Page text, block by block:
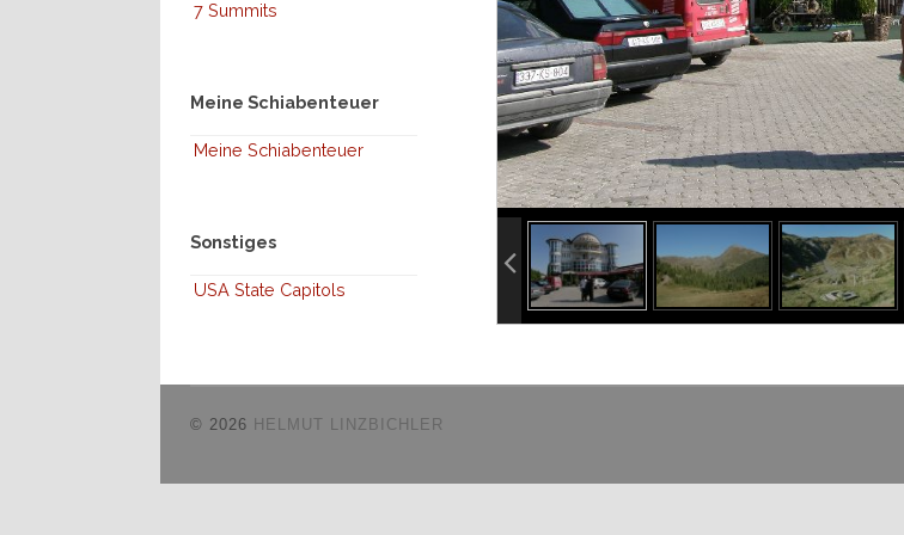
info heading
info content
7 Summits
Meine Schiabenteuer
Meine Schiabenteuer
Sonstiges
USA State Capitols
© 2026 HELMUT LINZBICHLER